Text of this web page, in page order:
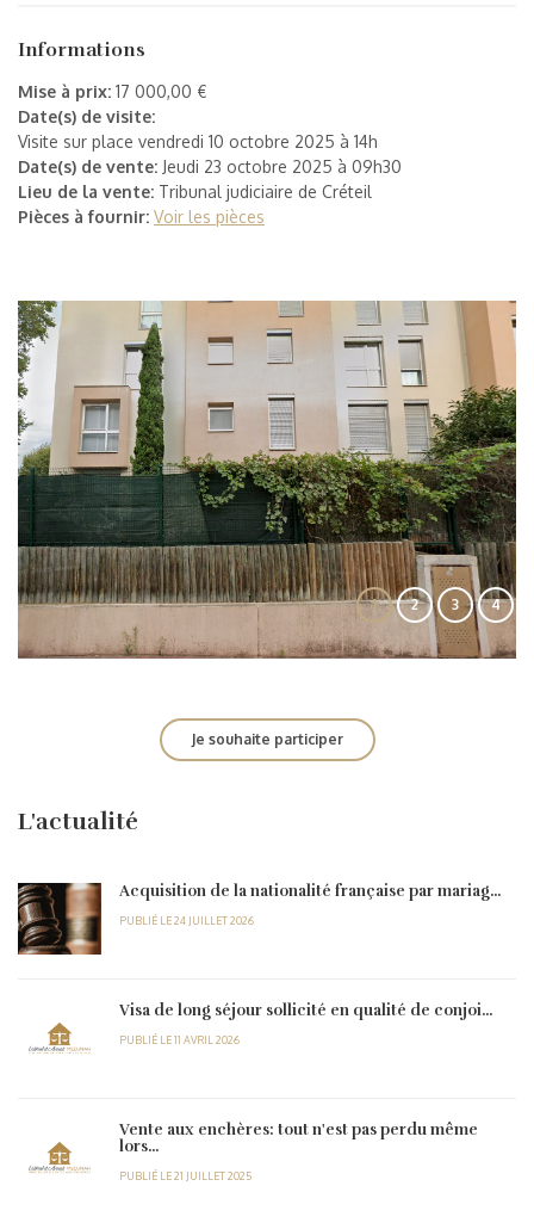
Informations
Mise à prix: 17 000,00 €
Date(s) de visite:
Visite sur place vendredi 10 octobre 2025 à 14h
Date(s) de vente: Jeudi 23 octobre 2025 à 09h30
Lieu de la vente: Tribunal judiciaire de Créteil
Pièces à fournir: Voir les pièces
1 2 3 4
Je souhaite participer
L'actualité
Acquisition de la nationalité française par mariag...
PUBLIÉ LE 24 JUILLET 2026
Visa de long séjour sollicité en qualité de conjoi...
PUBLIÉ LE 11 AVRIL 2026
Vente aux enchères: tout n'est pas perdu même
lors...
PUBLIÉ LE 21 JUILLET 2025